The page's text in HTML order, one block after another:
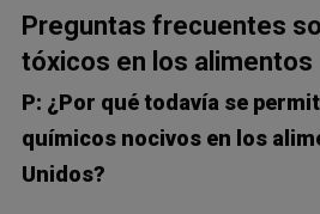
Preguntas frecuentes
tóxicos en los alimentos
P: ¿Por qué todavía se
químicos nocivos en los
Unidos?